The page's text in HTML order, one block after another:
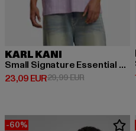
KARL KANI
Small Signature Essential Pinstripe
23,09 EUR
Derzeitiger Preis: 23,09 EUR
29,99 EURAktionspreis:
-60%